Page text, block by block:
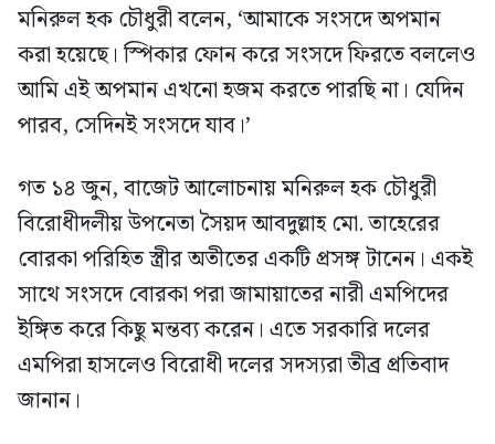
মনিরুল হক চৌধুরী বলেন, ‘আমাকে সংসদে অপমান
করা হয়েছে। স্পিকার ফোন করে সংসদে ফিরতে বললেও
আমি এই অপমান এখনো হজম করতে পারছি না। যেদিন
পারব, সেদিনই সংসদে যাব।’
গত ১৪ জুন, বাজেট আলোচনায় মনিরুল হক চৌধুরী
বিরোধীদলীয় উপনেতা সৈয়দ আবদুল্লাহ মো. তাহেরের
বোরকা পরিহিত স্ত্রীর অতীতের একটি প্রসঙ্গ টানেন। একই
সাথে সংসদে বোরকা পরা জামায়াতের নারী এমপিদের
ইঙ্গিত করে কিছু মন্তব্য করেন। এতে সরকারি দলের
এমপিরা হাসলেও বিরোধী দলের সদস্যরা তীব্র প্রতিবাদ
জানান।